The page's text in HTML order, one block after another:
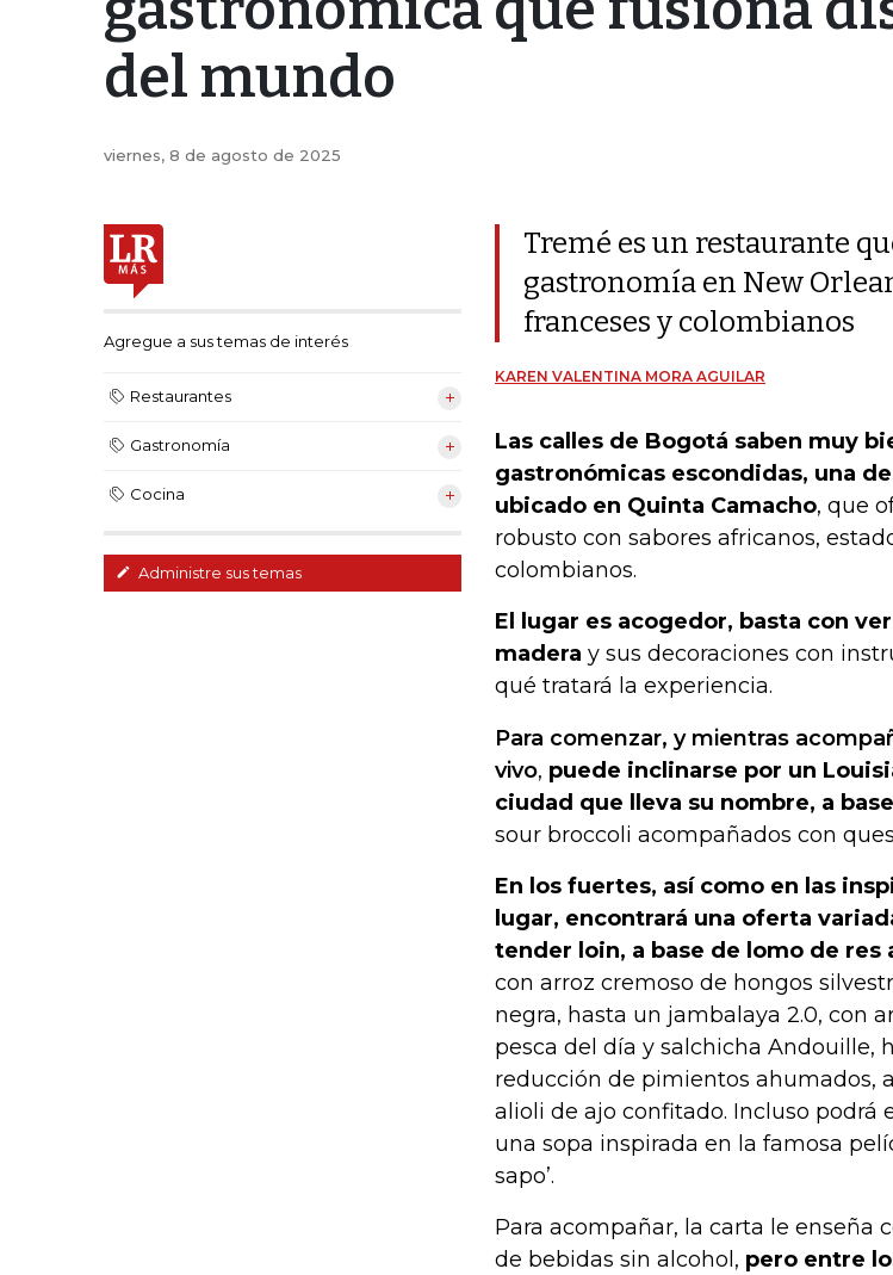
del mundo
viernes, 8 de agosto de 2025
Agregue a sus temas de interés
Restaurantes
Gastronomía
Cocina
Administre sus temas
Tremé es un restaurante
gastronomía en New
franceses y colombianos
KAREN VALENTINA MORA AGUILAR
Las calles de Bogotá saben muy
gastronómicas escondidas, una
ubicado en Quinta Camacho, que
robusto con sabores africanos,
colombianos.
El lugar es acogedor, basta con
madera y sus decoraciones con
qué tratará la experiencia.
Para comenzar, y mientras
vivo, puede inclinarse por un
ciudad que lleva su nombre, a
sour broccoli acompañados con
En los fuertes, así como en las
lugar, encontrará una oferta
tender loin, a base de lomo de
con arroz cremoso de hongos
negra, hasta un jambalaya 2.0, con
pesca del día y salchicha Andouille,
reducción de pimientos ahumados,
alioli de ajo confitado. Incluso podrá
una sopa inspirada en la famosa
sapo’.
Para acompañar, la carta le enseña
de bebidas sin alcohol, pero entre